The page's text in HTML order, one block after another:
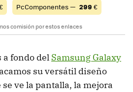
PcComponentes — 299 €
comisión por estos enlaces
fondo del Samsung Galaxy
su versátil diseño
ve la pantalla, la mejora